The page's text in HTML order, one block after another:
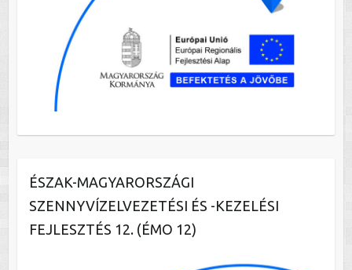
ÉSZAK-MAGYARORSZÁGI
SZENNYVÍZELVEZETÉSI ÉS -KEZELÉSI
FEJLESZTÉS 12. (ÉMO 12)